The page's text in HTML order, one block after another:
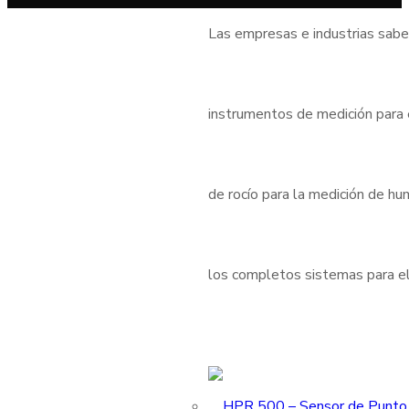
Las empresas e industrias
instrumentos de medición
de rocío para la medición de
los completos sistemas para